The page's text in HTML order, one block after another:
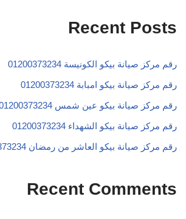
Recent Posts
رقم مركز صيانة بيكو الكونيسة 01200373234
رقم مركز صيانة بيكو امبابة 01200373234
رقم مركز صيانة بيكو عين شمس 01200373234
رقم مركز صيانة بيكو الشهداء 01200373234
رقم مركز صيانة بيكو العاشر من رمضان 01200373234
Recent Comments